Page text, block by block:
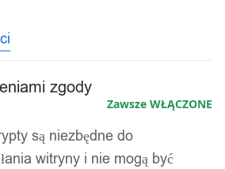
zgody
Zawsze WŁĄCZONE
są niezbędne do
witryny i nie mogą być